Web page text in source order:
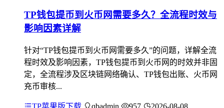
TP钱包提币到火币网需要多久？全流程时效与
影响因素详解
针对“TP钱包提币到火币网需要多久”的问题，详解全流
程时效及影响因素，TP钱包提币到火币网的时效并非固
定，全流程涉及区块链网络确认、TP钱包出账、火币网
充币审核...
TP苹果版下载 qbadmin 957 2026-08-08